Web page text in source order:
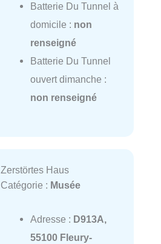
Batterie Du Tunnel à
domicile : non
renseigné
Batterie Du Tunnel
ouvert dimanche :
non renseigné
Zerstörtes Haus
Catégorie : Musée
Adresse : D913A,
55100 Fleury-